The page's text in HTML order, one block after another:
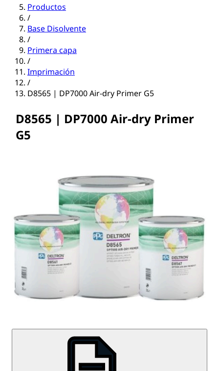
Productos
/
Base Disolvente
/
Primera capa
/
Imprimación
/
D8565 | DP7000 Air-dry Primer G5
D8565 | DP7000 Air-dry Primer
G5